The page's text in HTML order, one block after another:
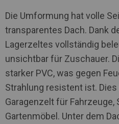
Die Umformung hat volle
transparentes Dach. Dank
Lagerzeltes vollständig
unsichtbar für Zuschauer.
starker PVC, was gegen
Strahlung resistent ist.
Garagenzelt für
Gartenmöbel. Unter dem